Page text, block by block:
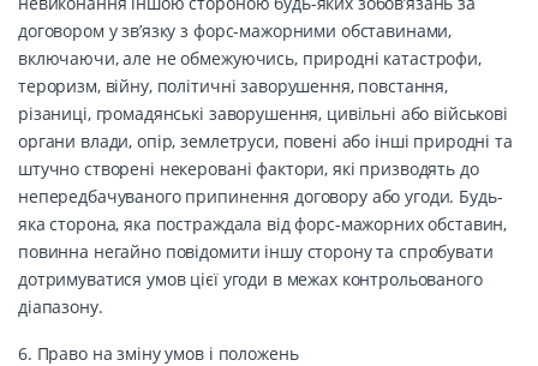
договором у зв’язку з форс-мажорними обставинами,
включаючи, але не обмежуючись, природні катастрофи,
тероризм, війну, політичні заворушення, повстання,
різаниці, громадянські заворушення, цивільні або військові
органи влади, опір, землетруси, повені або інші природні та
штучно створені некеровані фактори, які призводять до
непередбачуваного припинення договору або угоди. Будь-
яка сторона, яка постраждала від форс-мажорних обставин,
повинна негайно повідомити іншу сторону та спробувати
дотримуватися умов цієї угоди в межах контрольованого
діапазону.
6. Право на зміну умов і положень